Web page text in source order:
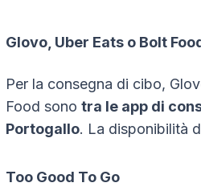
Glovo, Uber Eats o Bolt
Per la consegna di cibo,
Food sono tra le app di
Portogallo. La disponibilità
Too Good To Go